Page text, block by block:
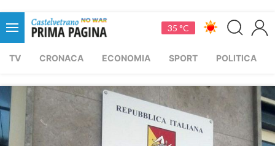
35 °C
TV CRONACA ECONOMIA SPORT POLITICA